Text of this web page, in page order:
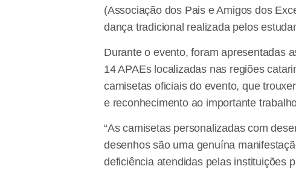
(Associação dos Pais e Amigos dos
dança tradicional realizada pelos
Durante o evento, foram apresentadas
14 APAEs localizadas nas regiões
camisetas oficiais do evento, que
e reconhecimento ao importante
“As camisetas personalizadas com
desenhos são uma genuína
deficiência atendidas pelas instituições